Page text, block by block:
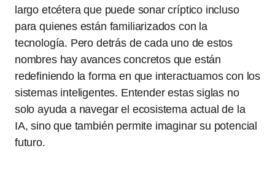
largo etcétera que puede sonar críptico incluso
para quienes están familiarizados con la
tecnología. Pero detrás de cada uno de estos
nombres hay avances concretos que están
redefiniendo la forma en que interactuamos con los
sistemas inteligentes. Entender estas siglas no
solo ayuda a navegar el ecosistema actual de la
IA, sino que también permite imaginar su potencial
futuro.